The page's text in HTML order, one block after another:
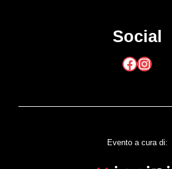
Social
Facebook Instagram
Evento a cura di: